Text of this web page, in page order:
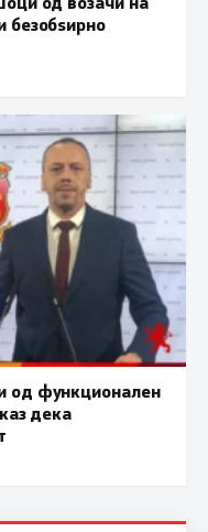
безобѕирно
од функционален
дека